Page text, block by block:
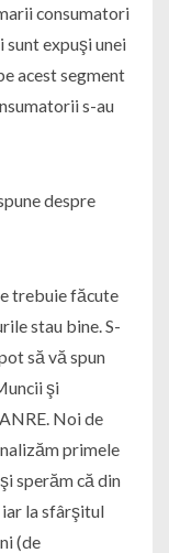
consumatori
sunt expuşi unei
acest segment
s-au
despre
trebuie făcute
stau bine. S-
să vă spun
şi
Noi de
primele
sperăm că din
iar la sfârşitul
(de